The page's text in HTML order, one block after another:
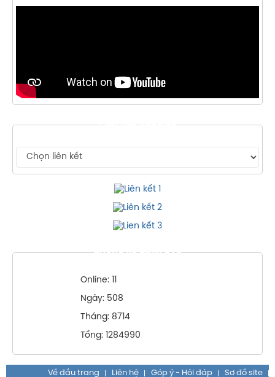
LIÊN KẾT WEBSITE
THỐNG KÊ TRUY CẬP
Online: 11
Ngày: 508
Tháng: 8714
Tổng: 1284990
Về đầu trang Liên hệ Góp ý - Hỏi đáp Sơ đồ site